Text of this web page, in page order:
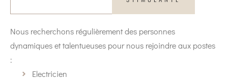
Nous recherchons régulièrement des personnes
dynamiques et talentueuses pour nous rejoindre aux postes
:
Electricien